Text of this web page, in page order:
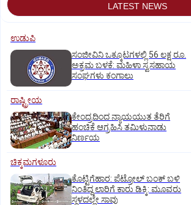
LATEST NEWS
ಉಡುಪಿ
ಸಂಜೀವಿನಿ ಒಕ್ಕೂಟಗಳಲ್ಲಿ 56 ಲಕ್ಷ ರೂ.
ಅಕ್ರಮ ಬಳಕೆ: ಮಹಿಳಾ ಸ್ವಸಹಾಯ
ಸಂಘಗಳು ಕಂಗಾಲು
ರಾಷ್ಟ್ರೀಯ
ಕೇಂದ್ರದಿಂದ ನ್ಯಾಯಯುತ ತೆರಿಗೆ
ಹಂಚಿಕೆ ಆಗ್ರಹಿಸಿ ತಮಿಳುನಾಡು
ನಿರ್ಣಯ
ಚಿಕ್ಕಮಗಳೂರು
ಕೊಟ್ಟಿಗೆಹಾರ: ಪೆಟ್ರೋಲ್ ಬಂಕ್ ಬಳಿ
ನಿಂತಿದ್ದ ಲಾರಿಗೆ ಕಾರು ಡಿಕ್ಕಿ: ಮೂವರು
ಸ್ಥಳದಲ್ಲೇ ಸಾವು